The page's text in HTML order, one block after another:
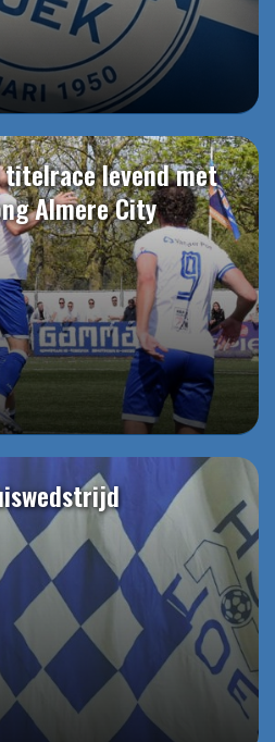
levend met
Almere City